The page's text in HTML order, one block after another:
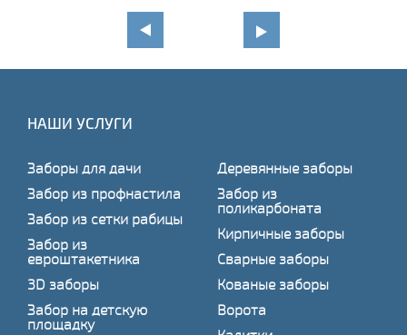
НАШИ УСЛУГИ
Заборы для дачи
Забор из профнастила
Забор из сетки рабицы
Забор из
евроштакетника
3D заборы
Забор на детскую
площадку
Деревянные заборы
Забор из
поликарбоната
Кирпичные заборы
Сварные заборы
Кованые заборы
Ворота